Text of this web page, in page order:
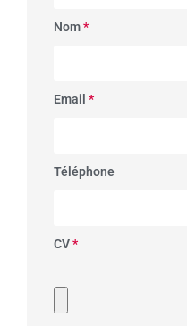
Nom*
Email *
Téléphone
CV*